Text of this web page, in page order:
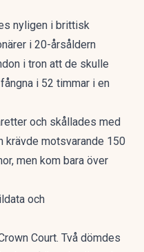
nyligen i brittisk
i 20-årsåldern
i tron att de skulle
i 52 timmar i en
och skållades med
krävde motsvarande 150
men kom bara över
och
Court. Två dömdes